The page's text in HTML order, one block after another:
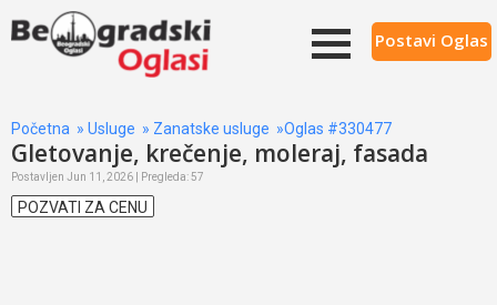
Postavi Oglas
Početna » Usluge » Zanatske usluge »Oglas #330477
Gletovanje, krečenje, moleraj, fasada
Postavljen Jun 11, 2026 | Pregleda: 57
POZVATI ZA CENU